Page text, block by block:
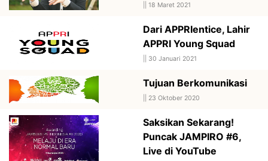
18 Maret 2021
Dari APPRIentice, Lahir
APPRI Young Squad
30 Januari 2021
Tujuan Berkomunikasi
23 Oktober 2020
Saksikan Sekarang!
Puncak JAMPIRO #6,
Live di YouTube